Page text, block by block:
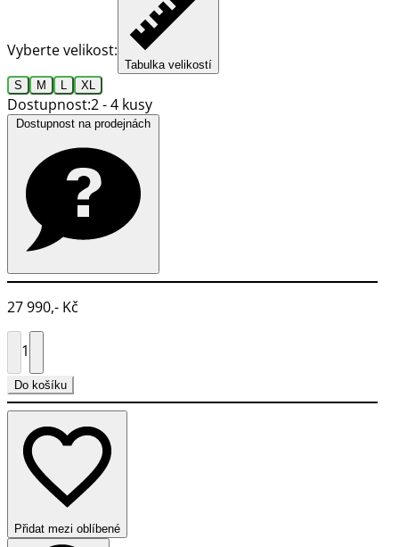
Vyberte velikost:
Tabulka velikostí
S
M XL
Dostupnost:2 - 4 kusy
27 990,- Kč
1
Do košíku
Přidat mezi oblíbené